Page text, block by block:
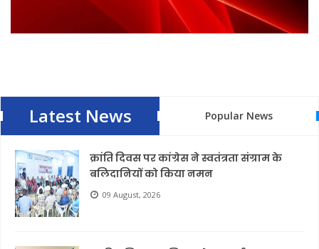
Latest News Popular News
क्रांति दिवस पर कांग्रेस ने स्वतंत्रता संग्राम के
बलिदानियों को किया नमन
09 August, 2026